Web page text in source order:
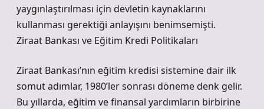
yaygınlaştırılması için devletin kaynaklarını
kullanması gerektiği anlayışını benimsemişti.
Ziraat Bankası ve Eğitim Kredi Politikaları
Ziraat Bankası’nın eğitim kredisi sistemine dair ilk
somut adımlar, 1980’ler sonrası döneme denk gelir.
Bu yıllarda, eğitim ve finansal yardımların birbirine